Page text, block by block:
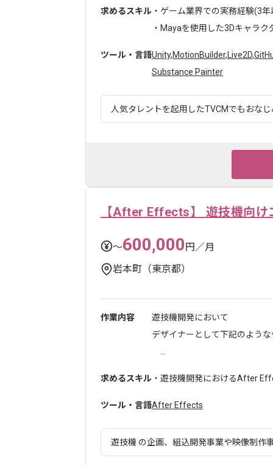
求めるスキル ・ゲーム業界での実務経験(3年
・Mayaを使用した3Dキャラク
ツール・言語Unity,MotionBuilder, Live2D,
Substance Painter
人気タレントを起用したTVCMでもおな
【After Effects】 遊技機向
〜600,000円／月
岩本町（東京都）
作業内容
遊技機開発において
デザイナーとして下記のよう
求めるスキル ・遊技機開発におけるAfter
ツール・言語After Effects
遊技機 の企画、組込開発事業や映像制作